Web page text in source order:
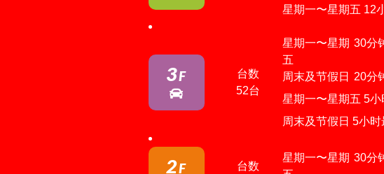
星期一〜星期五 12
3F
台数
52台
星期一〜星期
五
30分
周末及节假日 20分
星期一〜星期五 5
周末及节假日 5小
2F 台数
星期一〜星期 30分